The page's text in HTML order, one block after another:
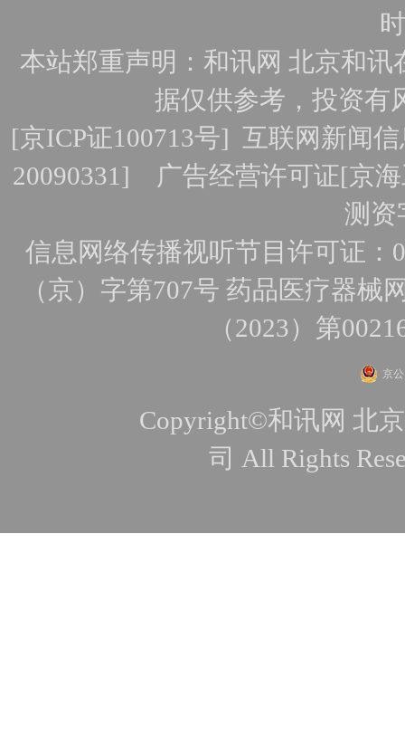
本站郑重声明：和讯网 北京和
据仅供参考，投资有
[京ICP证100713号]互联网新闻
20090331] 广告经营许可证[京
测资
信息网络传播视听节目许可证：
（京）字第707号 药品医疗器械
（2023）第
京
Copyright©和讯网 北
司 All Rights